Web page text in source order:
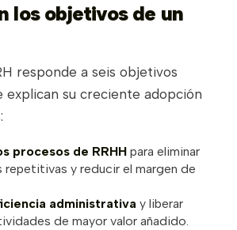
los objetivos de un
responde a seis objetivos
explican su creciente adopción
procesos de RRHHpara eliminar
repetitivas y reducir el margen de
administrativa y liberar
de mayor valor añadido.